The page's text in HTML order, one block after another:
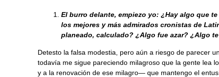
El burro delante, empiezo yo: ¿Hay algo que
los mejores y más admirados cronistas de
planeado, calculado? ¿Algo fue azar? ¿Algo
Detesto la falsa modestia, pero aún a riesgo de parecer
todavía me sigue pareciendo milagroso que la gente lea
y a la renovación de ese milagro— que mantengo el